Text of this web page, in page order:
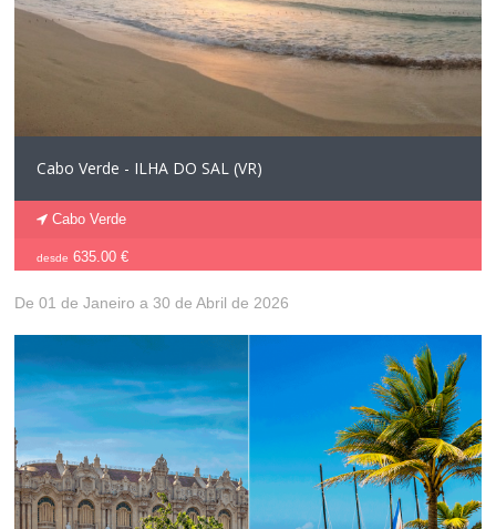
Cabo Verde - ILHA DO SAL (VR)
Cabo Verde
desde 635.00 €
De 01 de Janeiro a 30 de Abril de 2026